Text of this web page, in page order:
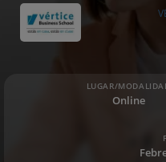
LUGAR/
Online